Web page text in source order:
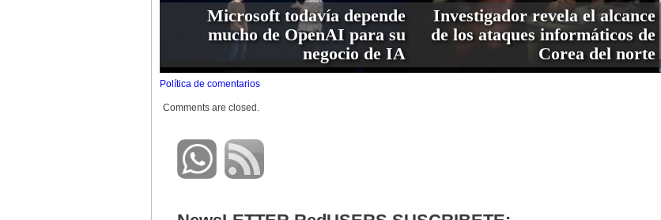
Microsoft todavía depende
mucho de OpenAI para su
negocio de IA
Investigador revela el alcance
de los ataques informáticos de
Corea del norte
Política de comentarios
Comments are closed.